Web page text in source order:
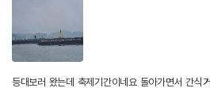
등대보러 왔는데 축제기간이네요 돌아가면서 간식